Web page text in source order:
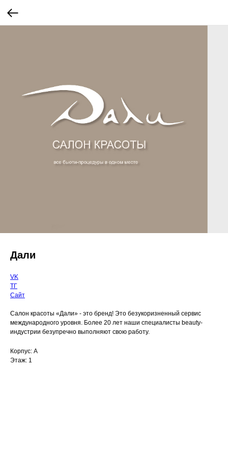
Дали
VK
ТГ
Сайт
Салон красоты «Дали» - это бренд! Это безукоризненный сервис
международного уровня. Более 20 лет наши специалисты beauty-
индустрии безупречно выполняют свою работу.
Корпус: А
Этаж: 1